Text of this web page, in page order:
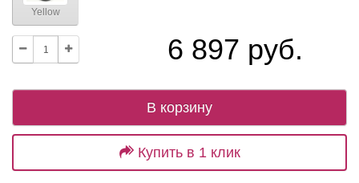
Yellow
6 897 руб.
В корзину
Купить в 1 клик